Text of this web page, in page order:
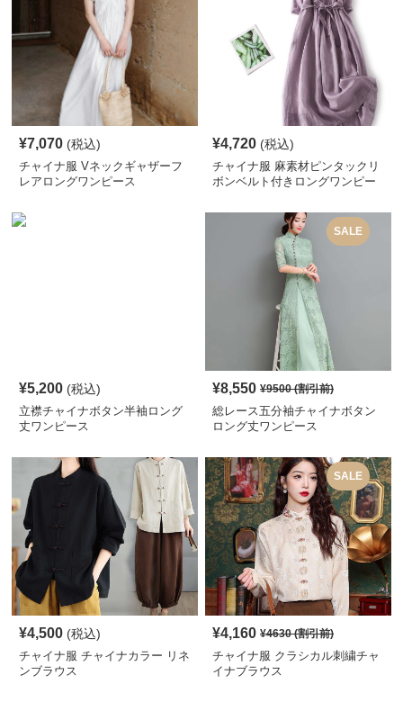
¥7,070 (税込)
チャイナ服 Vネックギャザーフ
レアロングワンピース
¥4,720 (税込)
チャイナ服 麻素材ピンタックリ
ボンベルト付きロングワンピー
¥5,200 (税込)
立襟チャイナボタン半袖ロング
丈ワンピース
SALE
¥8,550 ¥9500(割引前)
総レース五分袖チャイナボタン
ロング丈ワンピース
¥4,500 (税込)
チャイナ服 チャイナカラー リネ
ンブラウス
SALE
¥4,160 ¥4630(割引前)
チャイナ服 クラシカル刺繍チャ
イナブラウス